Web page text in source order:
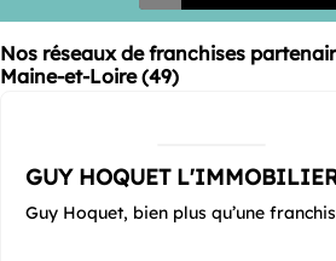
Nos réseaux de franchises
Maine-et-Loire (49)
GUY HOQUET
Guy Hoquet, bien plus qu’une